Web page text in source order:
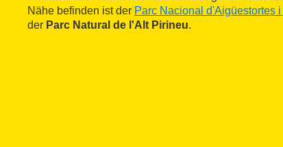
Nähe befinden ist der Parc Nacional d'Aigüestortes
der Parc Natural de l'Alt Pirineu.